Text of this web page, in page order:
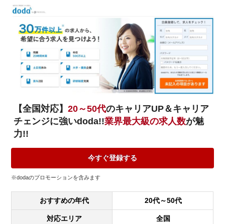
【全国対応】20～50代のキャリアUP＆キャリア
チェンジに強いdoda!!業界最大級の求人数が魅
力!!
今すぐ登録する
※dodaのプロモーションを含みます
おすすめの年代 20代～50代
対応エリア 全国